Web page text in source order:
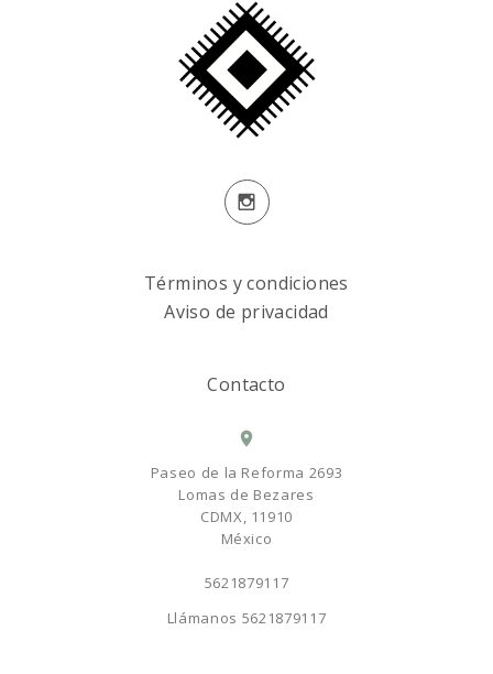
Términos y condiciones
Aviso de privacidad
Contacto
Paseo de la Reforma 2693
Lomas de Bezares
CDMX, 11910
México
5621879117
Llámanos 5621879117